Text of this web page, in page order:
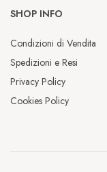
SHOP INFO
Condizioni di Vendita
Spedizioni e Resi
Privacy Policy
Cookies Policy